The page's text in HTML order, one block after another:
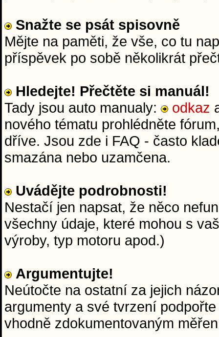
Snažte se psát spisovně
Mějte na paměti, že vše, co tu
příspěvek po sobě několikrát
Hledejte! Přečtěte si manuál!
Tady jsou auto manualy:
odkaz
nového tématu prohlédněte
dříve. Jsou zde i FAQ - často
smazána nebo uzamčena.
Uvádějte podrobnosti!
Nestačí jen napsat, že něco
všechny údaje, které mohou s
výroby, typ motoru apod.)
Argumentujte!
Neútočte na ostatní za jejich
argumenty a své tvrzení
vhodně zdokumentovaným